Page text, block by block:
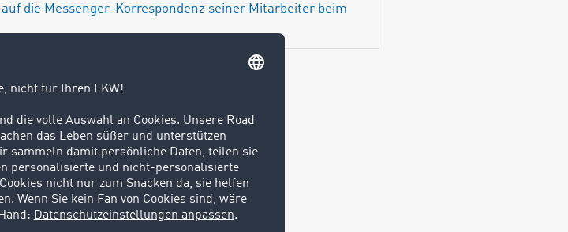
die Messenger-Korrespondenz seiner Mitarbeiter beim
Marketplace ausprobieren